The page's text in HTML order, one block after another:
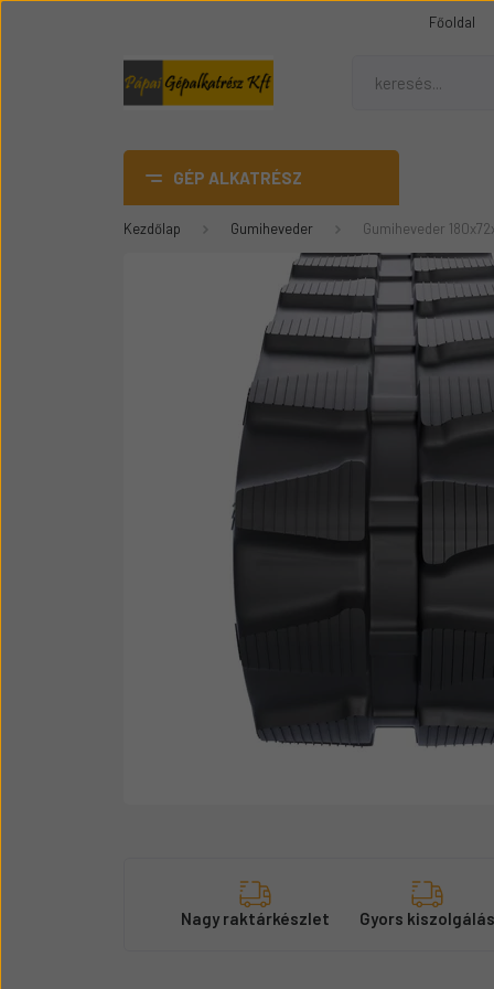
Főoldal
GÉP ALKATRÉSZ
AdBlue
DANA SPICER híd alkatrész
Mezőgazdasági gép
Épitőipari gépalkatrészek
Teleszkópos rakódó
Üzemanyag adagolók
Motor alkatrész
Kezdőlap Gumiheveder Gumiheveder
Nagy raktárkészlet Gyors kiszolgálás